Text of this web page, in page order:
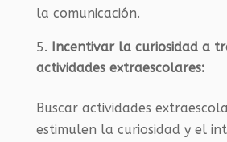
la comunicación.
Incentivar la curiosidad a
actividades extraescolares:
Buscar actividades
estimulen la curiosidad y el